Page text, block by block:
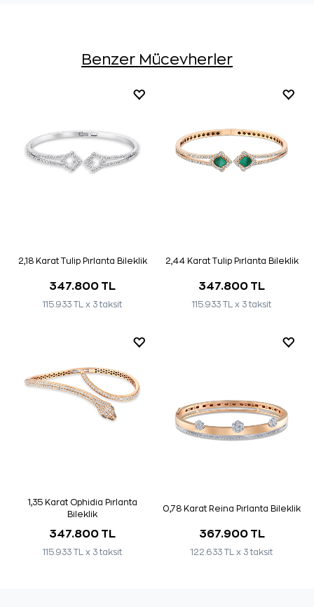
Benzer Mücevherler
2,18 Karat Tulip Pırlanta Bileklik
347.800 TL
115.933 TL x 3 taksit
2,44 Karat Tulip Pırlanta Bileklik
347.800 TL
115.933 TL x 3 taksit
1,35 Karat Ophidia Pırlanta
Bileklik
347.800 TL
115.933 TL x 3 taksit
0,78 Karat Reina Pırlanta Bileklik
367.900 TL
122.633 TL x 3 taksit